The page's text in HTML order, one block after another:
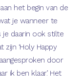
het begin van de
je wanneer te
je daarin ook stilte
‘Holy Happy
door
ik ben klaar.’ Het